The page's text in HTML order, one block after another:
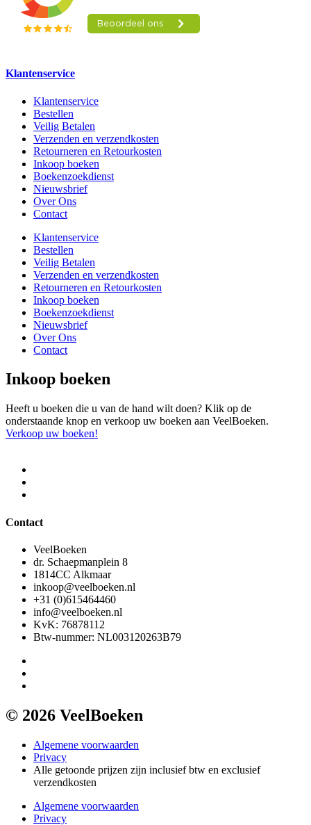
Klantenservice
Klantenservice
Bestellen
Veilig Betalen
Verzenden en verzendkosten
Retourneren en Retourkosten
Inkoop boeken
Boekenzoekdienst
Nieuwsbrief
Over Ons
Contact
Klantenservice
Bestellen
Veilig Betalen
Verzenden en verzendkosten
Retourneren en Retourkosten
Inkoop boeken
Boekenzoekdienst
Nieuwsbrief
Over Ons
Contact
Inkoop boeken
Heeft u boeken die u van de hand wilt doen? Klik op de
onderstaande knop en verkoop uw boeken aan VeelBoeken.
Verkoop uw boeken!
Contact
VeelBoeken
dr. Schaepmanplein 8
1814CC Alkmaar
inkoop@veelboeken.nl
+31 (0)615464460
info@veelboeken.nl
KvK: 76878112
Btw-nummer: NL003120263B79
© 2026 VeelBoeken
Algemene voorwaarden
Privacy
Alle getoonde prijzen zijn inclusief btw en exclusief
verzendkosten
Algemene voorwaarden
Privacy